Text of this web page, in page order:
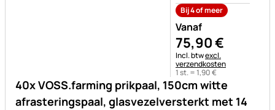
40x VOSS.farming prikpaal, 150cm witte
afrasteringspaal, glasvezelversterkt met 14
Bij 4 of meer
Vanaf
75,90€
Belastinginformatie:
Incl. btwexcl.
verzendkosten
1 st. =1,90€